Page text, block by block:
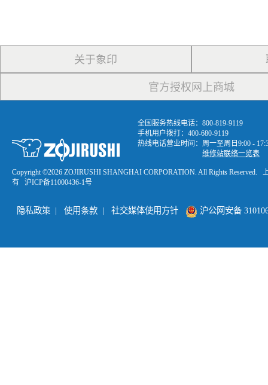
全国服务热线电话：800-819-9119
手机用户拨打：400-680-9119
热线电话营业时间：周一至周日9:00 -
维修站联络一览表
关于象印
官方授权网上商城
Copyright ©2026 ZOJIRUSHI SHANGHAI CORPORATION. All Rights Reserved.
有 沪ICP备11000436-1号
隐私政策 | 使用条款 | 社交媒体使用方针 沪公网安备